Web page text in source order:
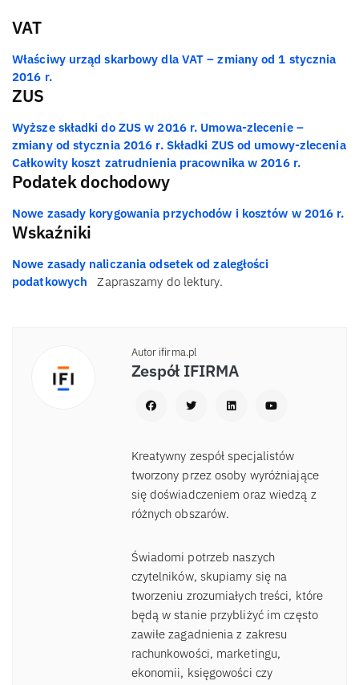
VAT
Właściwy urząd skarbowy dla VAT – zmiany od 1 stycznia
2016 r.
ZUS
Wyższe składki do ZUS w 2016 r. Umowa-zlecenie –
zmiany od stycznia 2016 r. Składki ZUS od umowy-zlecenia
Całkowity koszt zatrudnienia pracownika w 2016 r.
Podatek dochodowy
Nowe zasady korygowania przychodów i kosztów w 2016 r.
Wskaźniki
Nowe zasady naliczania odsetek od zaległości
podatkowych Zapraszamy do lektury.
Autor ifirma.pl
Zespół IFIRMA
Kreatywny zespół specjalistów
tworzony przez osoby wyróżniające
się doświadczeniem oraz wiedzą z
różnych obszarów.
Świadomi potrzeb naszych
czytelników, skupiamy się na
tworzeniu zrozumiałych treści, które
będą w stanie przybliżyć im często
zawiłe zagadnienia z zakresu
rachunkowości, marketingu,
ekonomii, księgowości czy